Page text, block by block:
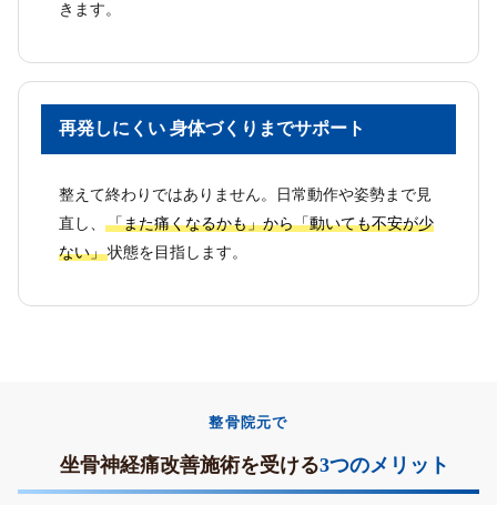
きます。
再発しにくい 身体づくりまでサポート
整えて終わりではありません。日常動作や姿勢まで見
直し、
「また痛くなるかも」から「動いても不安が少
ない」状態を目指します。
整骨院元で
坐骨神経痛改善施術を受ける3つのメリット